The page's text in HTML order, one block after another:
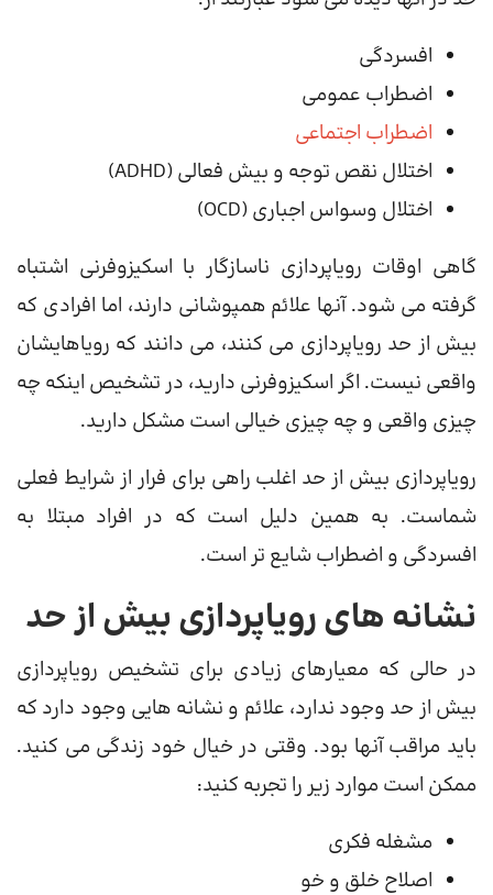
افسردگی
اضطراب عمومی
اضطراب اجتماعی
اختلال نقص توجه و بیش فعالی (ADHD)
اختلال وسواس اجباری (OCD)
گاهی اوقات رویاپردازی ناسازگار با اسکیزوفرنی اشتباه
گرفته می شود. آنها علائم همپوشانی دارند، اما افرادی که
بیش از حد رویاپردازی می کنند، می دانند که رویاهایشان
واقعی نیست. اگر اسکیزوفرنی دارید، در تشخیص اینکه چه
چیزی واقعی و چه چیزی خیالی است مشکل دارید. ‌
رویاپردازی بیش از حد اغلب راهی برای فرار از شرایط فعلی
شماست. به همین دلیل است که در افراد مبتلا به
افسردگی و اضطراب شایع تر است.
نشانه های رویاپردازی بیش از حد
در حالی که معیارهای زیادی برای تشخیص رویاپردازی
بیش از حد وجود ندارد، علائم و نشانه هایی وجود دارد که
باید مراقب آنها بود. وقتی در خیال خود زندگی می کنید.
ممکن است موارد زیر را تجربه کنید:
مشغله فکری
اصلاح خلق و خو